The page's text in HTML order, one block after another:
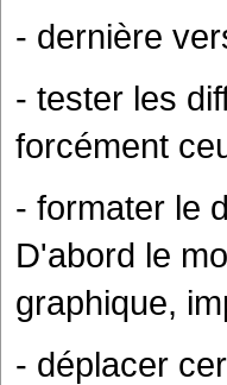
- dernière
- tester les
forcément
- formater le
D'abord le
graphique,
- déplacer